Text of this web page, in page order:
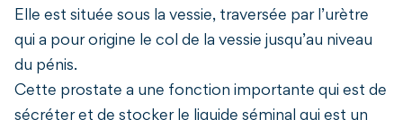
Elle est située sous la vessie, traversée par l’urètre
qui a pour origine le col de la vessie jusqu’au niveau
du pénis.
Cette prostate a une fonction importante qui est de
sécréter et de stocker le liquide séminal qui est un